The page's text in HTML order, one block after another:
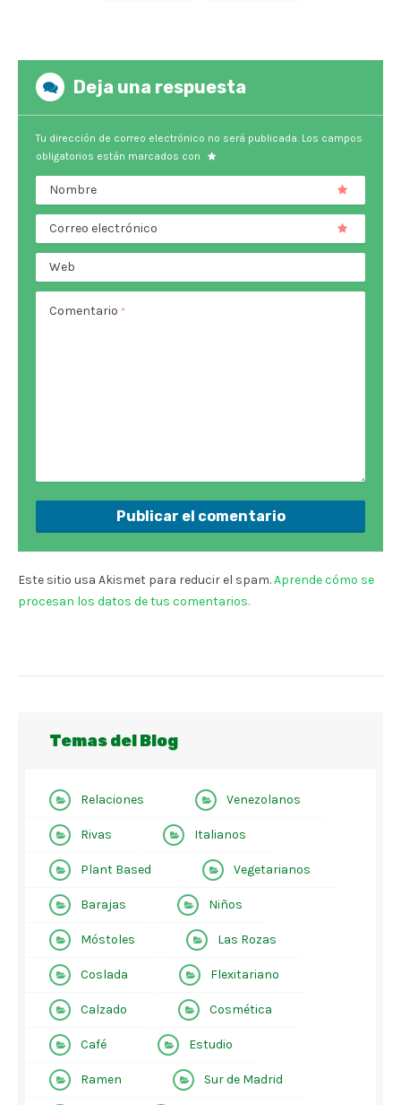
Deja una respuesta
Tu dirección de correo electrónico no será publicada. Los campos
obligatorios están marcados con
Nombre
Correo electrónico
Web
Comentario *
Este sitio usa Akismet para reducir el spam.Aprende cómo se
procesan los datos de tus comentarios.
Temas del Blog
Relaciones Venezolanos
Rivas Italianos
Plant Based Vegetarianos
Barajas Niños
Móstoles Las Rozas
Coslada Flexitariano
Calzado Cosmética
Café Estudio
Ramen Sur de Madrid